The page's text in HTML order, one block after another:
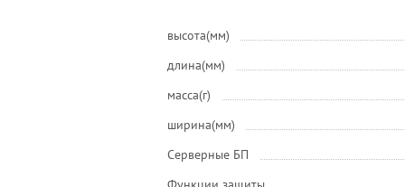
высота(мм)
длина(мм)
масса(г)
ширина(мм)
Серверные БП